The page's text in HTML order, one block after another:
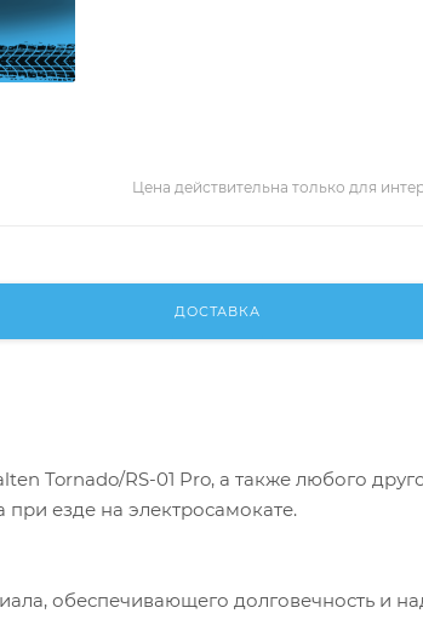
Цена действительна только для
ДОСТАВКА
Tornado/RS-01 Pro, а также любого
езде на электросамокате.
обеспечивающего долговечность и